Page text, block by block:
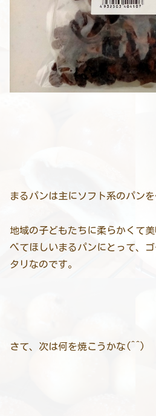
まるパンは主にソフト系のパンを
地域の子どもたちに柔らかくて
べてほしいまるパンにとって、
タリなのです。
さて、次は何を焼こうかな(^^)